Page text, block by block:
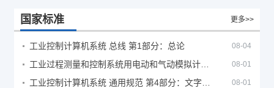
国家标准 更多>>
工业控制计算机系统 总线 第1部分：总论 08-04
08-01
08-01